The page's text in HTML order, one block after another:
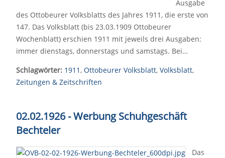
Ausgabe
des Ottobeurer Volksblatts des Jahres 1911, die erste von
147. Das Volksblatt (bis 23.03.1909 Ottobeurer
Wochenblatt) erschien 1911 mit jeweils drei Ausgaben:
immer dienstags, donnerstags und samstags. Bei…
Schlagwörter: 1911, Ottobeurer Volksblatt, Volksblatt,
Zeitungen & Zeitschriften
02.02.1926 - Werbung Schuhgeschäft
Bechteler
Das